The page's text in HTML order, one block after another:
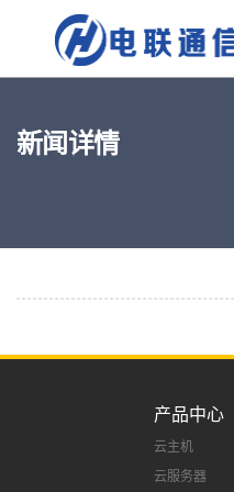
新闻详情
产品中心
云主机
云服务器